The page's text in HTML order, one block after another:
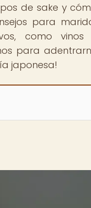
de sake y
para
como
para
japonesa!